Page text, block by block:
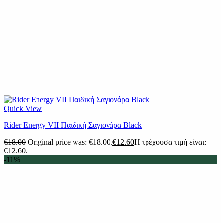
Quick View
Rider Energy VII Παιδική Σαγιονάρα Black
€18.00 Original price was: €18.00.€12.60Η τρέχουσα τιμή είναι:
€12.60.
-11%